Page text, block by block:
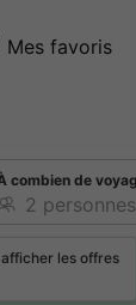
Mes favoris
les offres
combien de